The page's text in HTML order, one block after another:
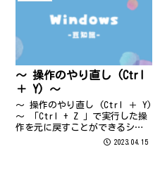
～ 操作のやり直し (Ctrl
＋ Y) ～
～ 操作のやり直し (Ctrl ＋ Y)
～ 「Ctrl + Z 」で実行した操
作を元に戻すことができるショ
ートカットです。 「Ctrl + Z
2023.04.15